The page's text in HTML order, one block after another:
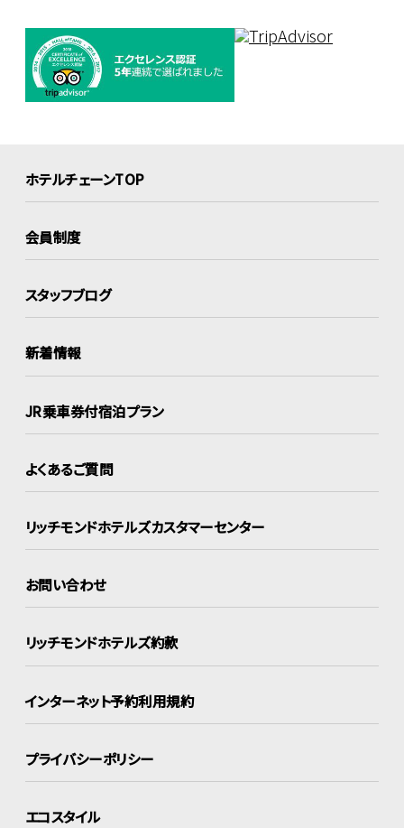
ホテルチェーンTOP
会員制度
スタッフブログ
新着情報
JR乗車券付宿泊プラン
よくあるご質問
リッチモンドホテルズカスタマーセンター
お問い合わせ
リッチモンドホテルズ約款
インターネット予約利用規約
プライバシーポリシー
エコスタイル